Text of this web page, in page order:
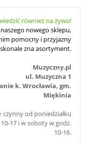
również na żywo!
nowego sklepu,
pomocny i przyjazny
zna asortyment.
Muzyczny.pl
ul. Muzyczna 1
k. Wrocławia, gm.
Miękinia
czynny od poniedziałku
17 i w soboty w godz.
10-16.